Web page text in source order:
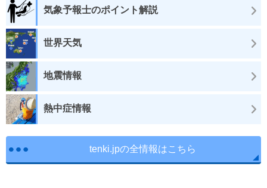
気象予報士のポイント解説
世界天気
地震情報
熱中症情報
tenki.jpの全情報はこちら